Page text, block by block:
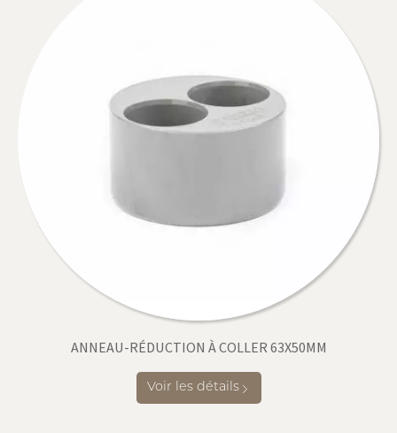
ANNEAU-RÉDUCTION À COLLER 63X50MM
Voir les détails